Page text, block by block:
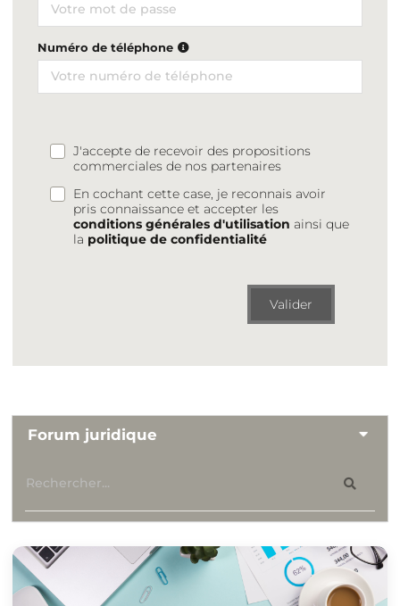
Numéro de téléphone
J'accepte de recevoir des propositions
commerciales de nos partenaires
En cochant cette case, je reconnais avoir
pris connaissance et accepter les
conditions générales d'utilisation ainsi que
la politique de confidentialité
Valider
Forum juridique